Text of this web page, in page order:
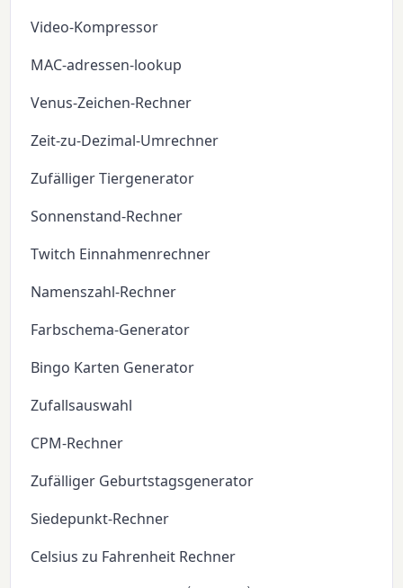
Video-Kompressor
MAC-adressen-lookup
Venus-Zeichen-Rechner
Zeit-zu-Dezimal-Umrechner
Zufälliger Tiergenerator
Sonnenstand-Rechner
Twitch Einnahmenrechner
Namenszahl-Rechner
Farbschema-Generator
Bingo Karten Generator
Zufallsauswahl
CPM-Rechner
Zufälliger Geburtstagsgenerator
Siedepunkt-Rechner
Celsius zu Fahrenheit Rechner